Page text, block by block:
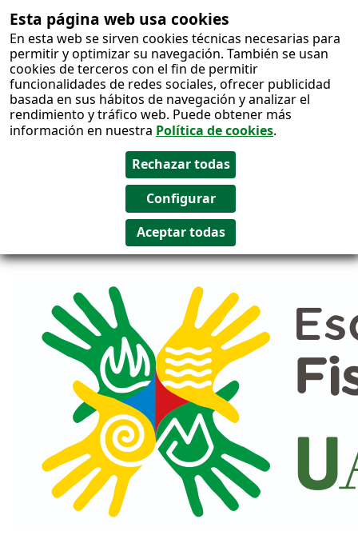
Esta página web usa cookies
En esta web se sirven cookies técnicas necesarias para
permitir y optimizar su navegación. También se usan
cookies de terceros con el fin de permitir
funcionalidades de redes sociales, ofrecer publicidad
basada en sus hábitos de navegación y analizar el
rendimiento y tráfico web. Puede obtener más
información en nuestra Política de cookies.
Salto al
contenido